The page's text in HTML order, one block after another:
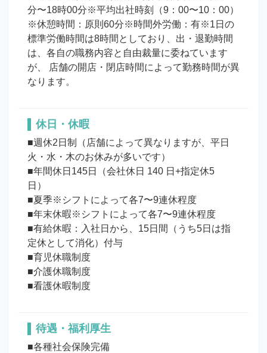
分〜18時00分※平均出社時刻（9：00〜10：00）
※休憩時間：原則60分※時間外労働：有※1日の
標準労働時間は8時間としており、出・退勤時間
は、各自の職務内容と自由裁量に委ねています
が、 店舗の開店・閉店時間によって勤務時間が異
なります。
休日・休暇
■週休2日制（店舗によって異なりますが、平日
火・水・木のお休みが多いです）
■年間休日145日（会社休日 140 日+指定休5
日）
■夏季※シフトによって各7〜9連休程度
■年末休暇※シフトによって各7〜9連休程度
■有給休暇：入社日から、15日間（うち5日は指
定休として消化）付与
■育児休職制度
■介護休職制度
待遇・福利厚生
■各種社会保険完備